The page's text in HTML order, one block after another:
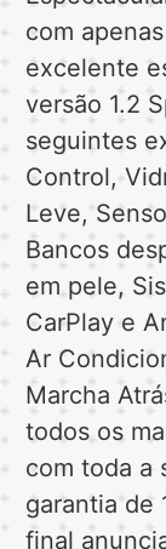
com
excelente
versão 1.2
seguintes
Control,
Leve,
Bancos
em pele,
CarPlay e
Ar
Marcha
todos os
com toda a
garantia de
final